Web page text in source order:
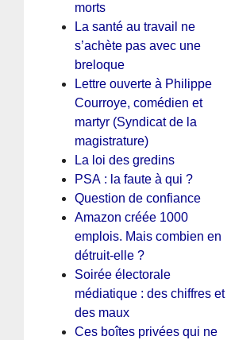
morts
La santé au travail ne
s’achète pas avec une
breloque
Lettre ouverte à Philippe
Courroye, comédien et
martyr (Syndicat de la
magistrature)
La loi des gredins
PSA : la faute à qui ?
Question de confiance
Amazon créée 1000
emplois. Mais combien en
détruit-elle ?
Soirée électorale
médiatique : des chiffres et
des maux
Ces boîtes privées qui ne